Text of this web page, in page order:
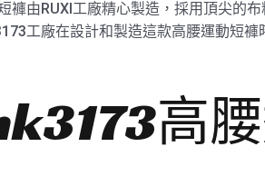
褲由RUXI工廠精心製造，採用頂尖的
工廠在設計和製造這款高腰運動短
高